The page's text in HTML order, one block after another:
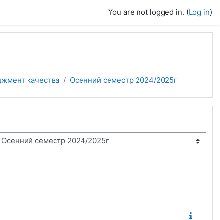
You are not logged in. (Log in)
качества Осенний семестр 2024/2025г